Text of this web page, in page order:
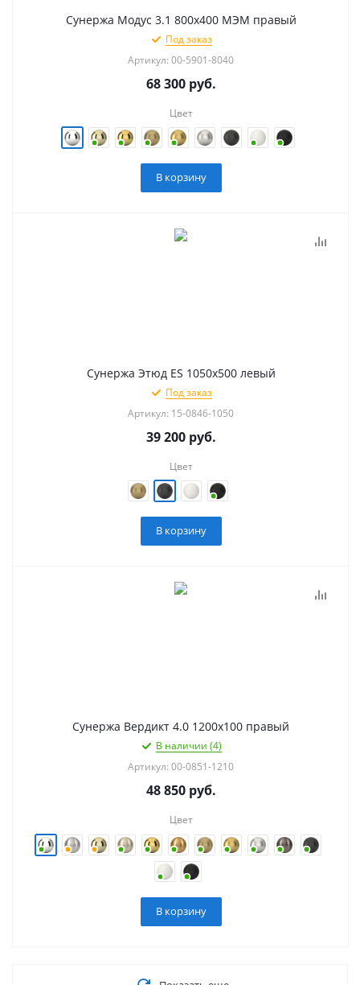
Сунержа Модус 3.1 800х400 МЭМ правый
Под заказ
Артикул: 00-5901-8040
68 300руб.
Цвет
В корзину
Сунержа Этюд ES 1050х500 левый
Под заказ
Артикул: 15-0846-1050
39 200руб.
Цвет
В корзину
Сунержа Вердикт 4.0 1200х100 правый
В наличии (4)
Артикул: 00-0851-1210
48 850руб.
Цвет
В корзину